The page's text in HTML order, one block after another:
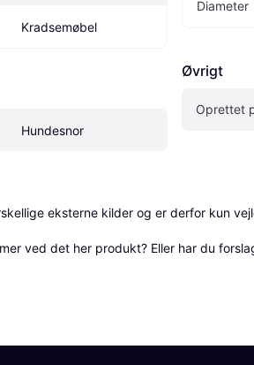
Kradsemøbel
Hundesnor
Diameter
Øvrigt
Oprettet
eksterne kilder og er derfor kun
ved det her produkt? Eller har du